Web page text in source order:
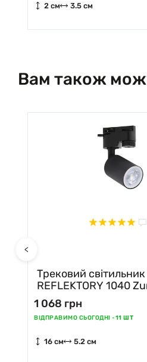
2 см 3.5 см
Вам також
<
Трековий світильник
REFLEKTORY 1040
1 068 грн
ВІДПРАВИМО СЬОГОДНІ -11 ШТ
16 см 5.2 см